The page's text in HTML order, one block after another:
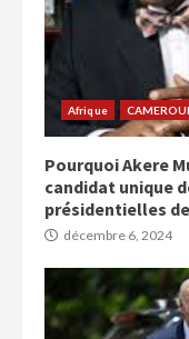
Afrique
Pourquoi Akere
candidat unique
présidentielles de
décembre 6, 2024